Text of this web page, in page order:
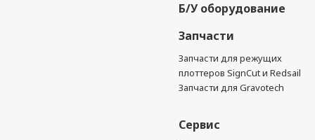
Б/У оборудование
Запчасти
Запчасти для режущих
плоттеров SignCut и Redsail
Запчасти для Gravotech
Сервис